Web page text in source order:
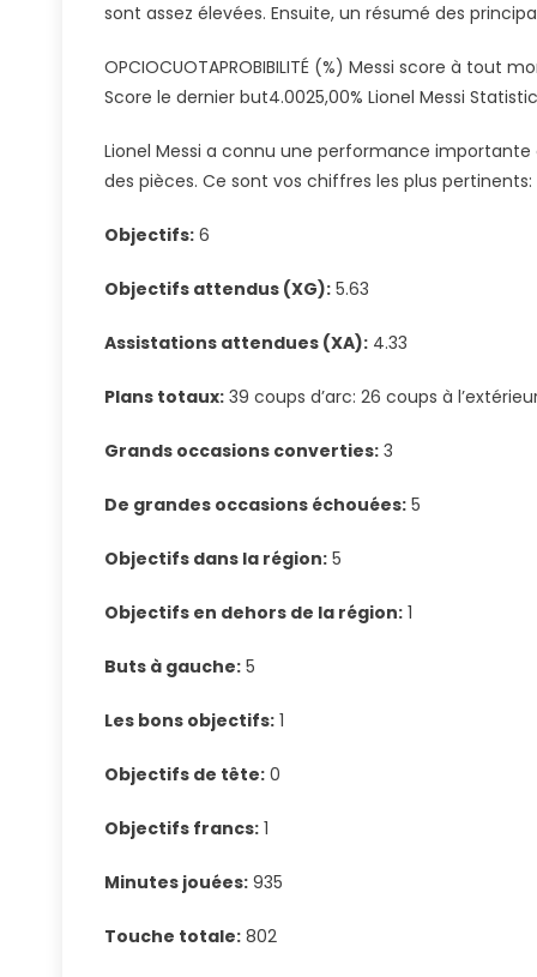
sont assez élevées. Ensuite, un résumé des
OPCIOCUOTAPROBIBILITÉ (%) Messi score à tout
Score le dernier but4.0025,00% Lionel Messi
Lionel Messi a connu une performance
des pièces. Ce sont vos chiffres les plus pertinents:
Objectifs: 6
Objectifs attendus (XG): 5.63
Assistations attendues (XA): 4.33
Plans totaux: 39 coups d’arc: 26 coups à
Grands occasions converties: 3
De grandes occasions échouées: 5
Objectifs dans la région: 5
Objectifs en dehors de la région: 1
Buts à gauche: 5
Les bons objectifs: 1
Objectifs de tête: 0
Objectifs francs: 1
Minutes jouées: 935
Touche totale: 802